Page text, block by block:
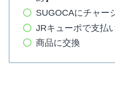
SUGOCAにチャー
JRキューポで支払
商品に交換